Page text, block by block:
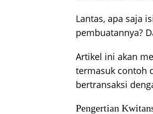
Lantas, apa saja
pembuatannya?
Artikel ini akan
termasuk contoh
bertransaksi
Pengertian